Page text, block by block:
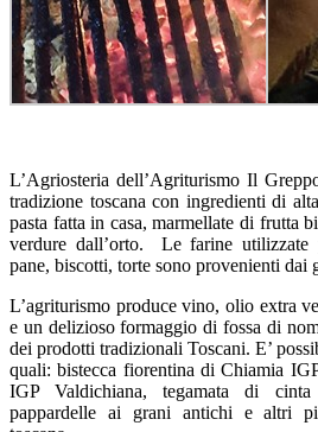
L’Agriosteria dell’Agriturismo Il
tradizione toscana con ingredienti di
pasta fatta in casa, marmellate di frutta
verdure dall’orto. Le farine utilizzate
pane, biscotti, torte sono provenienti dai
L’agriturismo produce vino, olio extra
e un delizioso formaggio di fossa di
dei prodotti tradizionali Toscani. E’
quali: bistecca fiorentina di Chiamia
IGP Valdichiana, tegamata di
pappardelle ai grani antichi e altri